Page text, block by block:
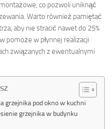
co pozwoli uniknąć
Warto również pamiętać
aby nie stracić nawet do 25%
pomoże w płynnej realizacji
związanych z ewentualnymi
grzejnika pod okno w kuchni
grzejnika w budynku